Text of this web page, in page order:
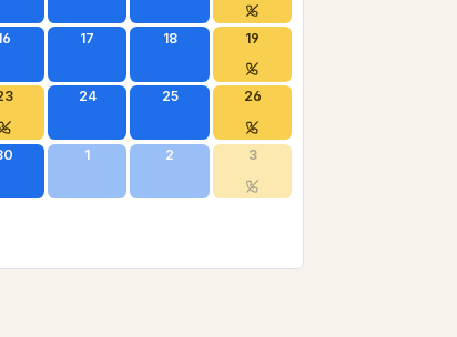
17 18 19
24 25 26
1 2 3